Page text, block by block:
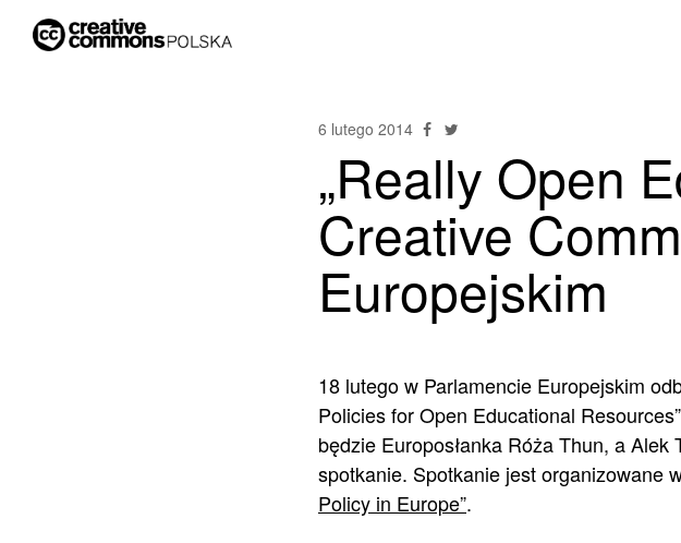
6 lutego 2014
„Really Open
Creative
Europejskim
18 lutego w Parlamencie Europejskim
Policies for Open Educational
będzie Europosłanka Róża Thun, a
spotkanie. Spotkanie jest organizowane
Policy in Europe”.